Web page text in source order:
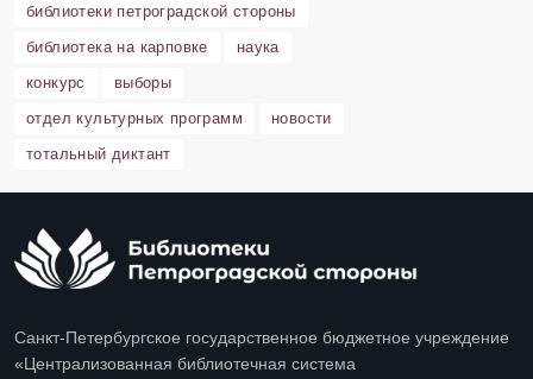
библиотеки петроградской стороны
библиотека на карповке
наука
конкурс
выборы
отдел культурных программ
новости
тотальный диктант
Санкт-Петербургское государственное бюджетное учреждение
«Централизованная библиотечная система